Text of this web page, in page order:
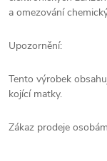
a omezování
Upozornění:
Tento výrobek
kojící matky.
Zákaz prodeje